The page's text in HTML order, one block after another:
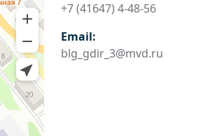
+7 (41647) 4-48-56
Email:
blg_gdir_3@mvd.ru